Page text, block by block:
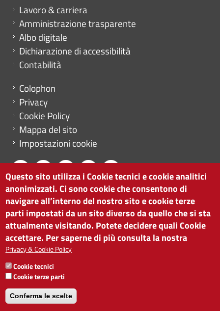
Mini menu di servizio
Lavoro & carriera
Amministrazione trasparente
Albo digitale
Dichiarazione di accessibilità
Contabilità
Menu footer
Colophon
Privacy
Cookie Policy
Mappa del sito
Impostazioni cookie
CAMERA DI COMMERCIO DI BOLZANO
via Alto Adige 60 | I-39100 Bolzano
tel. 0471 945 511 |info@camcom.bz.it
Partita IVA: 00376420212
ISTITUTO PER LA PROMOZIONE DELLO
SVILUPPO ECONOMICO
Partita IVA: 01716880214
Questo sito utilizza i Cookie tecnici e cookie analitici
anonimizzati. Ci sono cookie che consentono di
navigare all’interno del nostro sito e cookie terze
parti impostati da un sito diverso da quello che si sta
attualmente visitando. Potete decidere quali Cookie
accettare. Per saperne di più consulta la nostra
Privacy & Cookie Policy
Cookie tecnici
Cookie terze parti
Conferma le scelte